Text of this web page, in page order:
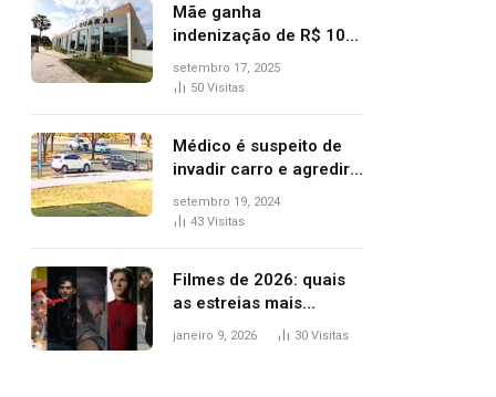
Mãe ganha
indenização de R$ 10
mil após comprar doce
‘zero lactose’ e filha ter
setembro 17, 2025
50 Visitas
Médico é suspeito de
invadir carro e agredir
delegado aposentado
durante confusão no
setembro 19, 2024
43 Visitas
Filmes de 2026: quais
as estreias mais
aguardadas do ano?
janeiro 9, 2026 30 Visitas